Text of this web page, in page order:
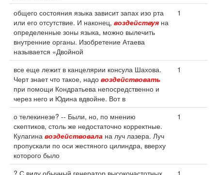
общего состояния языка зависит запах изо рта
или его отсутствие. И наконец, воздействуя на
определенные зоны языка, можно вылечить
внутренние органы. Изобретение Атаева
называется «Двойной
1
все еще лежит в канцелярии консула Шахова.
Черт знает что такое, надо воздействовать
при помощи Кондратьева непосредственно и
через него и Юдина вдвойне. Вот в
1
о телекинезе? -- Были, но, по мнению
скептиков, столь же недостаточно корректные.
Кулагина воздействовала на луч лазера. Луч
пропускали по оси жестяного цилиндра, вверху
которого было
1
? С виду обычный генератор высокочастотных
1